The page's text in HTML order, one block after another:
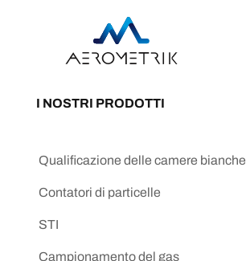
I NOSTRI PRODOTTI
Qualificazione delle camere bianche
Contatori di particelle
STI
Campionamento del gas